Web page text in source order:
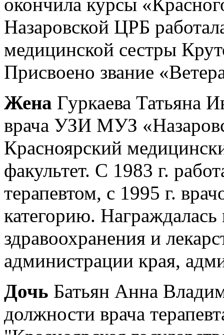
Назаровской ЦРБ
медицинской сестры
Присвоено звание
Жена Гуркаева Татьяна
врача УЗИ МУЗ
Красноярский
факультет. С 1983 г.
терапевтом, с 1995 г.
категорию. Награждалась
здравоохранения и
администрации края,
Дочь Батьян Анна
должности врача